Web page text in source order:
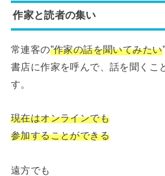
作家と読者の集い
常連客の”作家の話を聞いてみたい
書店に作家を呼んで、話を聞くこ
す。
現在はオンラインでも
参加することができる
遠方でも